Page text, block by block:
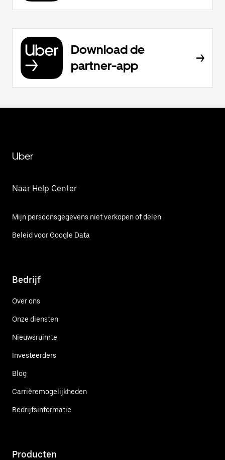
Download de
partner-app
Uber
Naar Help Center
Mijn persoonsgegevens niet verkopen of delen
Beleid voor Google Data
Bedrijf
Over ons
Onze diensten
Nieuwsruimte
Investeerders
Blog
Carrièremogelijkheden
Bedrijfsinformatie
Producten